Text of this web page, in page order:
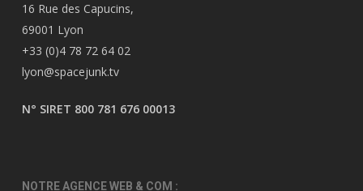
16 Rue des Capucins,
69001 Lyon
+33 (0)4 78 72 64 02
lyon@spacejunk.tv
N° SIRET 800 781 676 00013
NOTRE AGENCE WEB & COM :